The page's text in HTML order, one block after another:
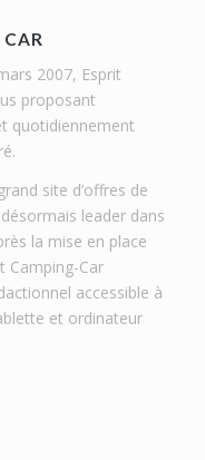
CAR
2007, Esprit
proposant
quotidiennement
site d’offres de
leader dans
la mise en place
Camping-Car
accessible à
et ordinateur